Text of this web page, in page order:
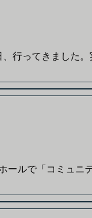
行ってきました
ルで「コミュニ